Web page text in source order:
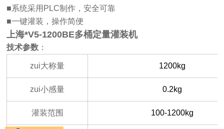
■系统采用PLC制作，安全可靠
■一键灌装，操作简便
上海*V5-1200BE多桶定量灌装机
技术参数 ：
zui大称量 1200kg
zui小感量 0.2kg
灌装范围 100-1200kg